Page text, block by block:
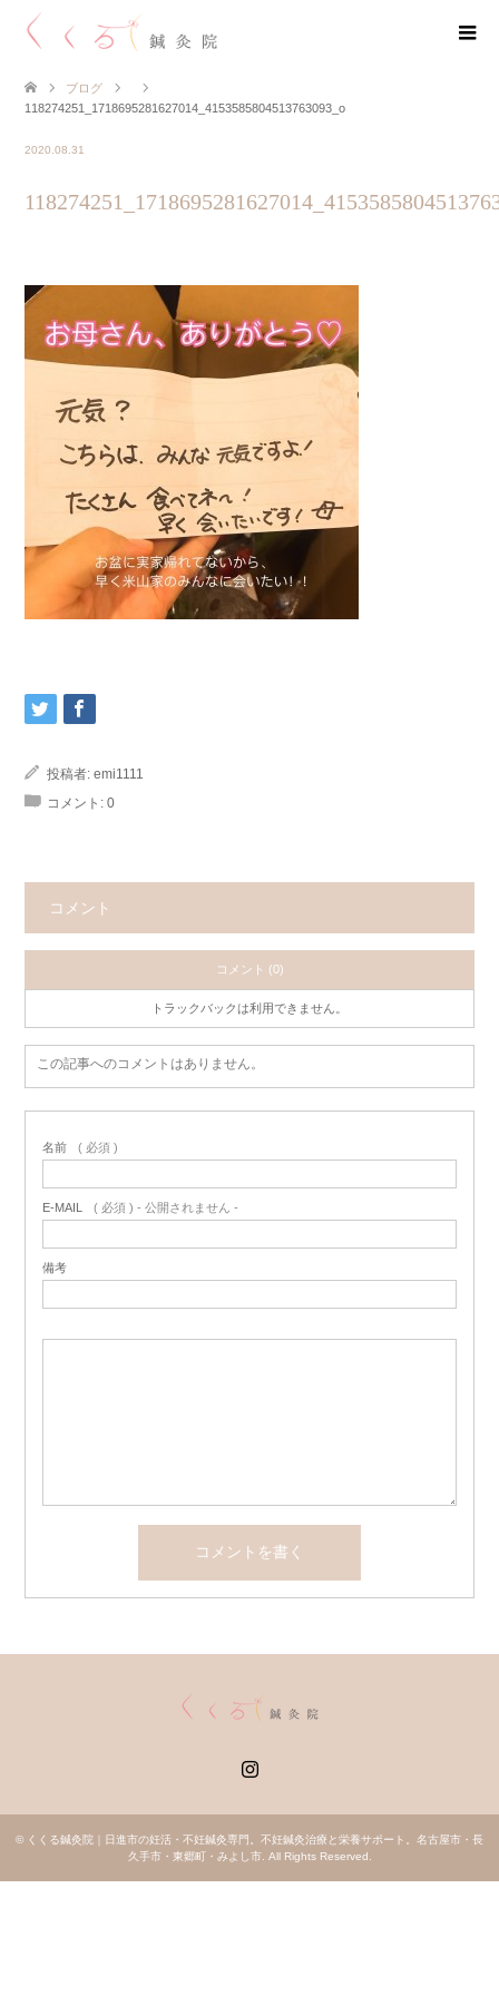
ブログ
118274251_1718695281627014_4153585804513763093_o
2020.08.31
投稿者: emi1111
コメント: 0
コメント
コメント (0)
トラックバックは利用できません。
この記事へのコメントはありません。
名前 ( 必須 )
E-MAIL ( 必須 ) - 公開されません -
備考
© くくる鍼灸院｜日進市の妊活・不妊鍼灸専門。不妊鍼灸治療と栄養サポート。名古屋市・長
久手市・東郷町・みよし市. All Rights Reserved.